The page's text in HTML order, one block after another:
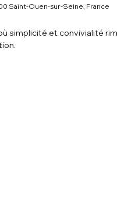
Saint-Ouen-sur-Seine, France
simplicité et convivialité